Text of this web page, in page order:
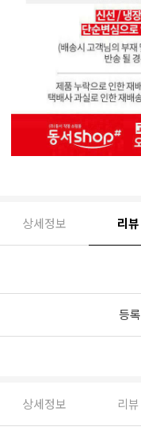
상세정보 리
등
상세정보 리